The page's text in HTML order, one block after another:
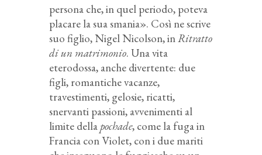
persona che, in quel periodo, poteva
placare la sua smania». Così ne scrive
suo figlio, Nigel Nicolson, inRitratto
di un matrimonio. Una vita
eterodossa, anche divertente: due
figli, romantiche vacanze,
travestimenti, gelosie, ricatti,
snervanti passioni, avvenimenti al
limite della pochade, come la fuga in
Francia con Violet, con i due mariti